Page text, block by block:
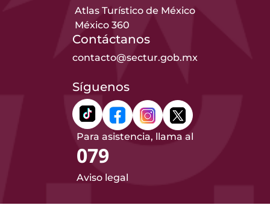
Atlas Turístico de México
México 360
Contáctanos
contacto@sectur.gob.mx
Síguenos
Para asistencia, llama al
079
Aviso legal